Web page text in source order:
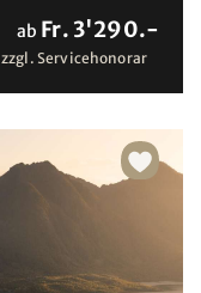
ab Fr. 3'290.-
zzgl. Servicehonorar